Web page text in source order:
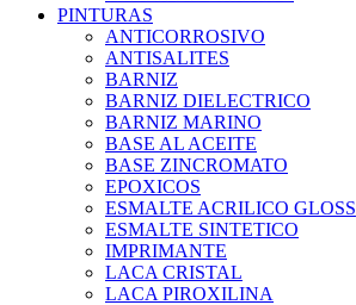
PINTURAS
ANTICORROSIVO
ANTISALITES
BARNIZ
BARNIZ DIELECTRICO
BARNIZ MARINO
BASE AL ACEITE
BASE ZINCROMATO
EPOXICOS
ESMALTE ACRILICO GLOSS
ESMALTE SINTETICO
IMPRIMANTE
LACA CRISTAL
LACA PIROXILINA